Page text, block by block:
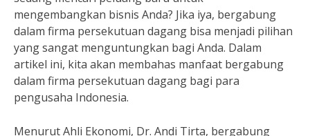
mengembangkan bisnis Anda? Jika iya, bergabung
dalam firma persekutuan dagang bisa menjadi pilihan
yang sangat menguntungkan bagi Anda. Dalam
artikel ini, kita akan membahas manfaat bergabung
dalam firma persekutuan dagang bagi para
pengusaha Indonesia.
Menurut Ahli Ekonomi, Dr. Andi Tirta, bergabung